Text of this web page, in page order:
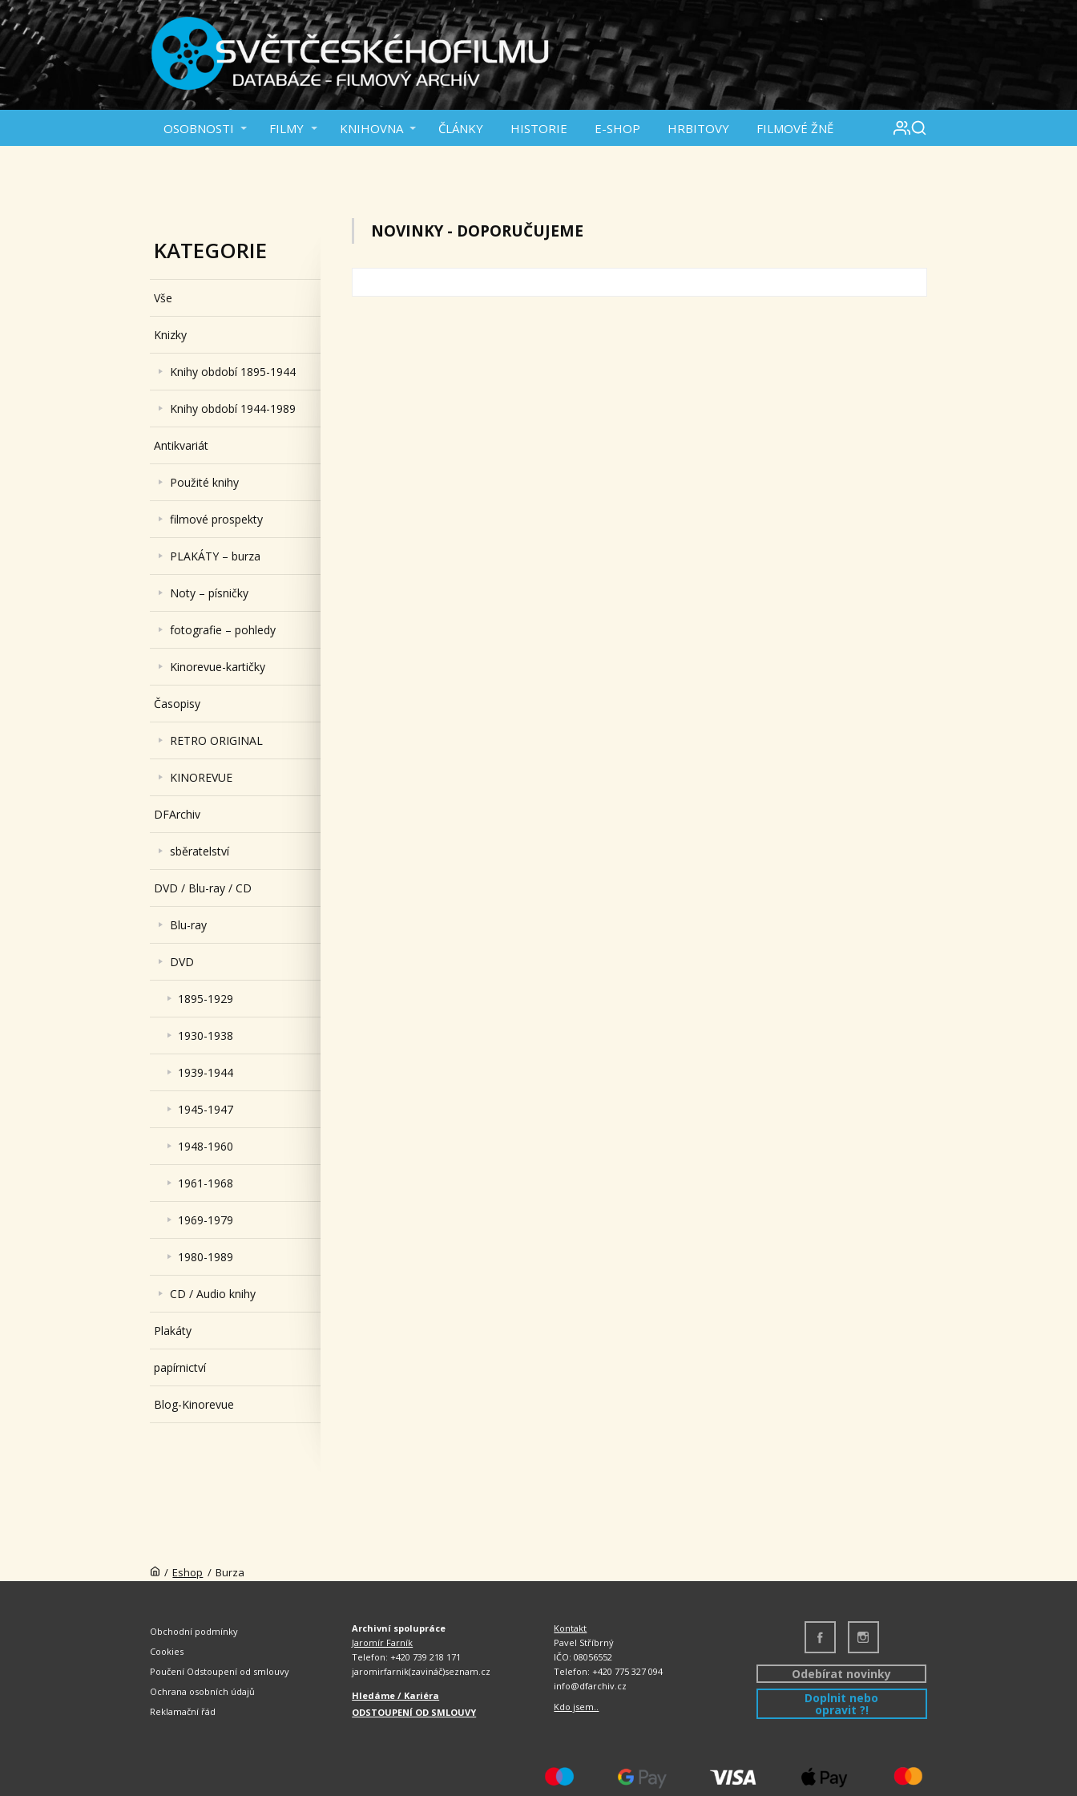
OSOBNOSTI FILMY KNIHOVNA ČLÁNKY HISTORIE E-SHOP HRBITOVY FILMOVÉ ŽNĚ
KATEGORIE
Vše
Knizky
Knihy období 1895-1944
Knihy období 1944-1989
Antikvariát
Použité knihy
filmové prospekty
PLAKÁTY – burza
Noty – písničky
fotografie – pohledy
Kinorevue-kartičky
Časopisy
RETRO ORIGINAL
KINOREVUE
DFArchiv
sběratelství
DVD / Blu-ray / CD
Blu-ray
DVD
1895-1929
1930-1938
1939-1944
1945-1947
1948-1960
1961-1968
1969-1979
1980-1989
CD / Audio knihy
Plakáty
papírnictví
Blog-Kinorevue
NOVINKY - DOPORUČUJEME
/ Eshop / Burza
Obchodní podmínky
Cookies
Poučení Odstoupení od smlouvy
Ochrana osobních údajů
Reklamační řád
Archivní spolupráce
Jaromír Farník
Telefon: +420 739 218 171
jaromirfarnik(zavináč)seznam.cz
Hledáme / Kariéra
ODSTOUPENÍ OD SMLOUVY
Kontakt
Pavel Stříbrný
IČO: 08056552
Telefon: +420 775 327 094
info@dfarchiv.cz
Kdo jsem..
Odebírat novinky
Doplnit nebo
opravit ?!